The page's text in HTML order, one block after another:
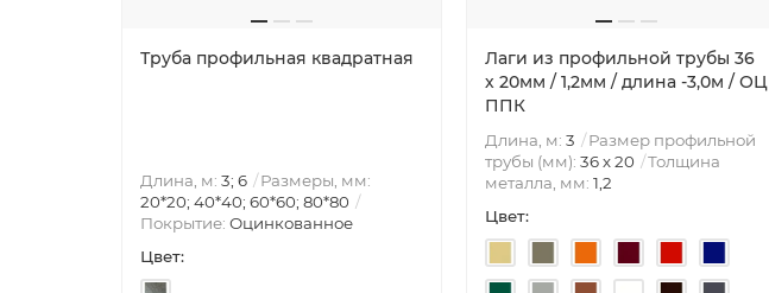
Труба профильная квадратная
Длина, м: 3; 6
Размеры, мм:
20*20; 40*40; 60*60; 80*80
Покрытие: Оцинкованное
Цвет:
Лаги из профильной трубы 36
х 20мм / 1,2мм / длина -3,0м / ОЦ
ППК
Длина, м: 3
Размер профильной
трубы (мм): 36 х 20
Толщина
металла, мм: 1,2
Цвет: